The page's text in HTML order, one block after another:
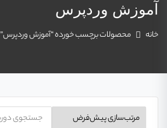
آموزش وردپرس
خانه محصولات برچسب خورده “آموزش وردپرس”
جستجو